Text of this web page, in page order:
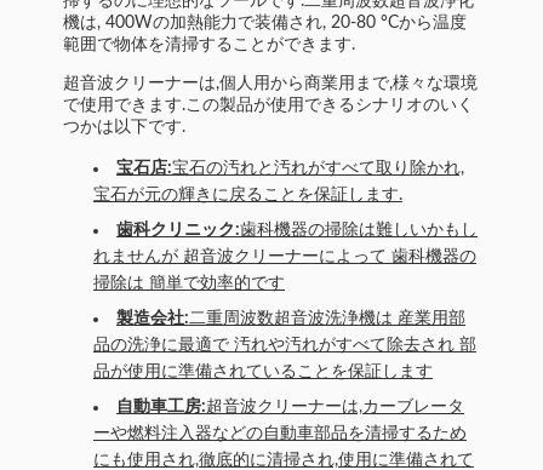
機は, 400Wの加熱能力で装備され, 20-80 °Cから温度
範囲で物体を清掃することができます.
超音波クリーナーは,個人用から商業用まで,様々な環境
で使用できます.この製品が使用できるシナリオのいく
つかは以下です.
宝石店:宝石の汚れと汚れがすべて取り除かれ,
宝石が元の輝きに戻ることを保証します.
歯科クリニック:歯科機器の掃除は難しいかもし
れませんが 超音波クリーナーによって 歯科機器の
掃除は 簡単で効率的です
製造会社:二重周波数超音波洗浄機は 産業用部
品の洗浄に最適で 汚れや汚れがすべて除去され 部
品が使用に準備されていることを保証します
自動車工房:超音波クリーナーは,カーブレータ
ーや燃料注入器などの自動車部品を清掃するため
にも使用され,徹底的に清掃され,使用に準備されて